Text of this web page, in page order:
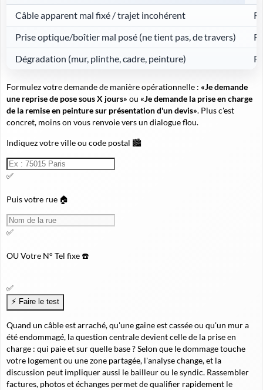
Câble apparent mal fixé / trajet incohérent
Prise optique/boîtier mal posé (ne tient pas, de travers)
Dégradation (mur, plinthe, cadre, peinture)
Formulez votre demande de manière opérationnelle : «Je demande
une reprise de pose sous X jours» ou «Je demande la prise en charge
de la remise en peinture sur présentation d'un devis». Plus c'est
concret, moins on vous renvoie vers un dialogue flou.
Indiquez votre ville ou code postal 🏙️
✅
Puis votre rue 🏠
✅
OUVotre N° Tel fixe ☎️
✅
Quand un câble est arraché, qu'une gaine est cassée ou qu'un mur a
été endommagé, la question centrale devient celle de la prise en
charge : qui paie et sur quelle base ? Selon que le dommage touche
votre logement ou une zone partagée, l'analyse change, et la
discussion peut impliquer aussi le bailleur ou le syndic. Rassembler
factures, photos et échanges permet de qualifier rapidement le